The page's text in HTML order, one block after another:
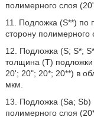
полимерного слоя
11. Подложка (S**) по
сторону полимерного
12. Подложка (S; S*;
толщина (Т) подложки
20'; 20ʺ; 20*; 20**) в
мкм.
13. Подложка (Sa;
полимерного слоя